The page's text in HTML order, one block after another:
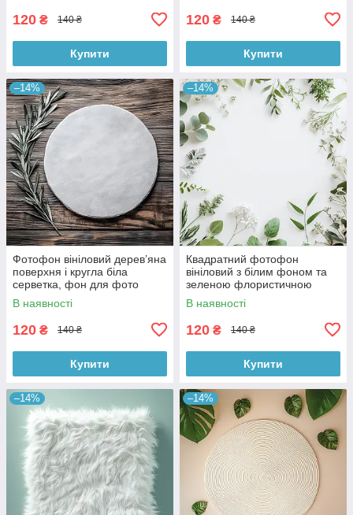
120 ₴ 140 ₴
Купити
120 ₴ 140 ₴
Купити
–14%
Фотофон вініловий дерев’яна
поверхня і кругла біла
серветка, фон для фото
40x40 см, №552707
В наявності
120 ₴ 140 ₴
Купити
–14%
Квадратний фотофон
вініловий з білим фоном та
зеленою флористичною
рамкою 40x40 см, №552765
В наявності
120 ₴ 140 ₴
Купити
–14% –14%